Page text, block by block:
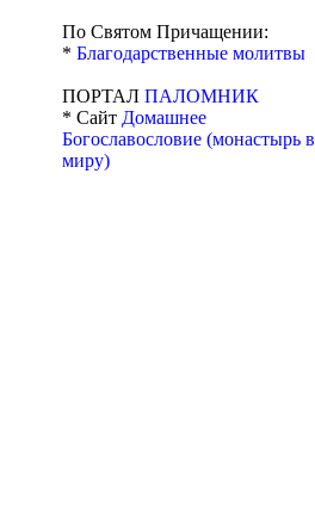
По Святом Причащении:
* Благодарственные молитвы
ПОРТАЛ ПАЛОМНИК
* Сайт Домашнее
Богославословие (монастырь в
миру)